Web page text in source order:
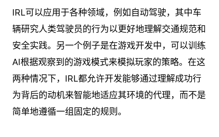
IRL可以应用于各种领域，例如自动驾驶，其中车
辆研究人类驾驶员的行为以更好地理解交通规范和
安全实践。另一个例子是在游戏开发中，可以训练
AI根据观察到的游戏模式来模拟玩家的策略。在这
两种情况下，IRL都允许开发能够通过理解成功行
为背后的动机来智能地适应其环境的代理，而不是
简单地遵循一组固定的规则。